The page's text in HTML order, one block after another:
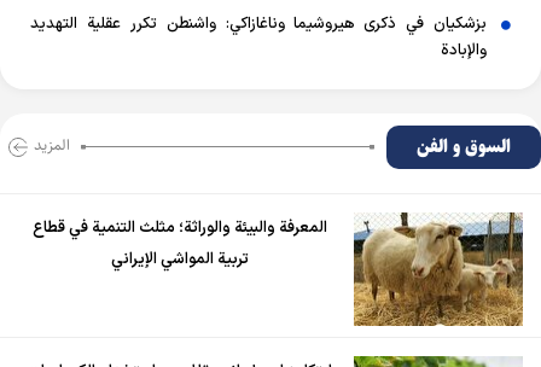
بزشكيان في ذكرى هيروشيما وناغازاكي: واشنطن تكرر عقلية التهديد
والإبادة
السوق و الفن المزید
المعرفة والبيئة والوراثة؛ مثلث التنمية في قطاع
تربية المواشي الإيراني